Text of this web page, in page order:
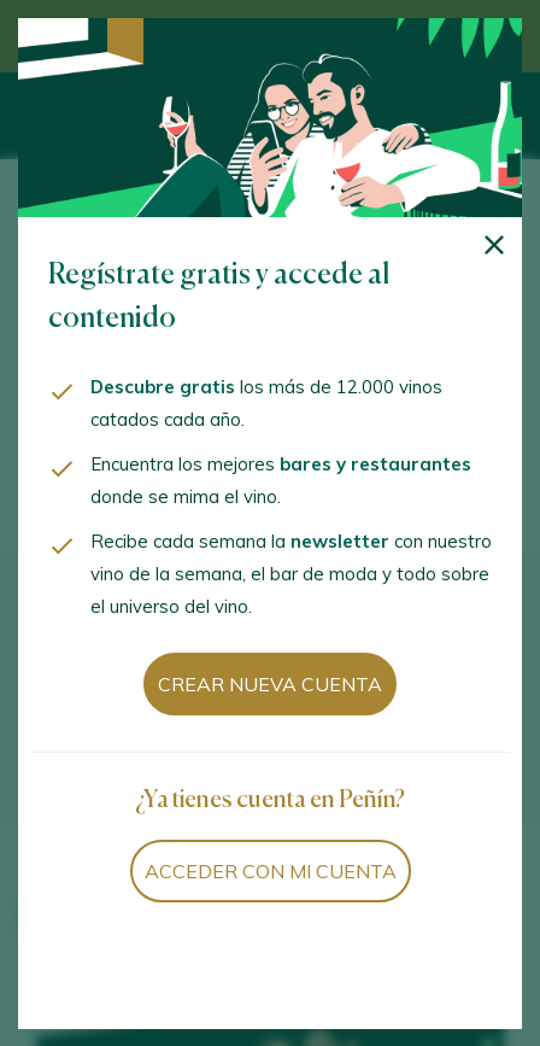
Descubre el vino de la mano de un experto
Bodegas Bordejé
www.bodegasbordeje.com
ainzon@bodegasbordeje.com
+34976868989
Cómo llegar
Ctra. Borja a Rueda, Km. 3. Ainzón. 50570 -
Regístrate gratis y accede al
contenido
Descubre gratis los más de 12.000 vinos
catados cada año.
Encuentra los mejores bares y restaurantes
donde se mima el vino.
Recibe cada semana la newsletter con nuestro
vino de la semana, el bar de moda y todo sobre
el universo del vino.
CREAR NUEVA CUENTA
¿Ya tienes cuenta en Peñín?
ACCEDER CON MI CUENTA